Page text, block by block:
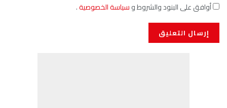
أوافق على البنود والشروط وسياسة الخصوصية.